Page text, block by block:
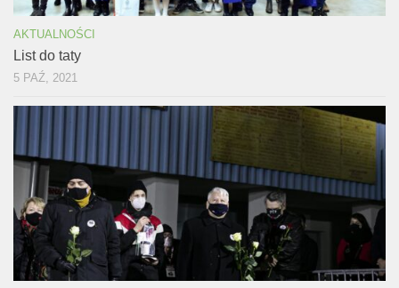
AKTUALNOŚCI
List do taty
5 PAŹ, 2021